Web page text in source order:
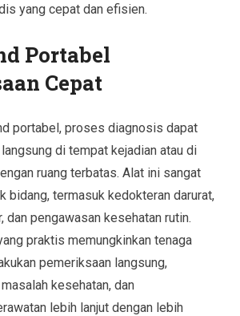
yang cepat dan efisien.
Portabel
Cepat
portabel, proses diagnosis dapat
di tempat kejadian atau di
ruang terbatas. Alat ini sangat
bidang, termasuk kedokteran darurat,
dan pengawasan kesehatan rutin.
praktis memungkinkan tenaga
pemeriksaan langsung,
kesehatan, dan
lebih lanjut dengan lebih